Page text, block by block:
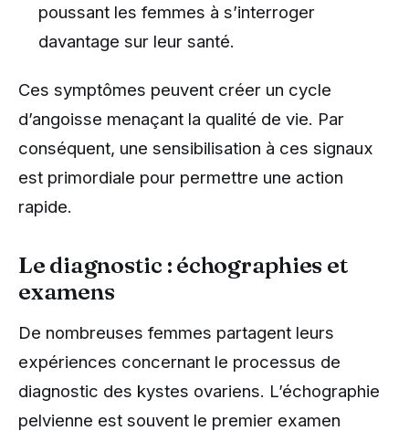
poussant les femmes à s’interroger
davantage sur leur santé.
Ces symptômes peuvent créer un cycle
d’angoisse menaçant la qualité de vie. Par
conséquent, une sensibilisation à ces signaux
est primordiale pour permettre une action
rapide.
Le diagnostic : échographies et
examens
De nombreuses femmes partagent leurs
expériences concernant le processus de
diagnostic des kystes ovariens. L’échographie
pelvienne est souvent le premier examen